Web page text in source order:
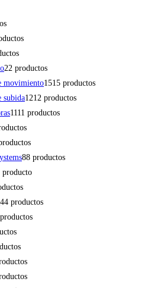
22 productos
movimiento1515 productos
subida1212 productos
1111 productos
88 productos
producto
44 productos